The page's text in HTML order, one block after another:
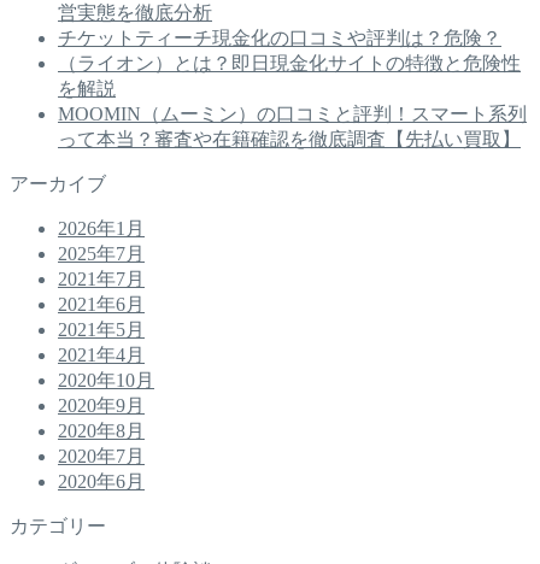
営実態を徹底分析
チケットティーチ現金化の口コミや評判は？危険？
（ライオン）とは？即日現金化サイトの特徴と危険性
を解説
MOOMIN（ムーミン）の口コミと評判！スマート系列
って本当？審査や在籍確認を徹底調査【先払い買取】
アーカイブ
2026年1月
2025年7月
2021年7月
2021年6月
2021年5月
2021年4月
2020年10月
2020年9月
2020年8月
2020年7月
2020年6月
カテゴリー